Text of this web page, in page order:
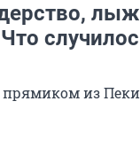
из